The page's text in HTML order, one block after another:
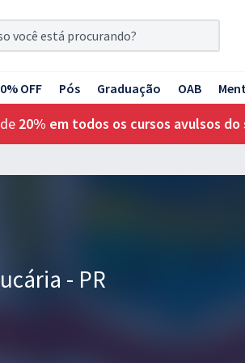
OFF Pós Graduação OAB
20% em todos os cursos avulsos do
- PR